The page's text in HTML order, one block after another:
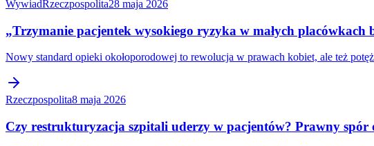
WywiadRzeczpospolita28 maja 2026
„Trzymanie pacjentek wysokiego ryzyka w małych
Nowy standard opieki okołoporodowej to rewolucja w prawach kobiet, ale też
Rzeczpospolita8 maja 2026
Czy restrukturyzacja szpitali uderzy w pacjentów? Prawny spór